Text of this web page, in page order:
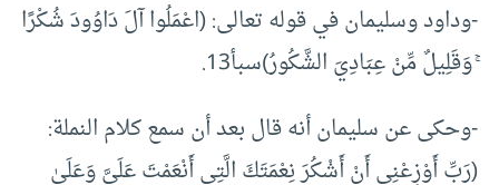
-وداود وسليمان في قوله تعالى: (اعْمَلُوا آلَ دَاوُودَ شُكْرًا
ۚ وَقَلِيلٌ مِّنْ عِبَادِيَ الشَّكُورُ)سبأ13.
-وحكى عن سليمان أنه قال بعد أن سمع كلام النملة:
(رَبِّ أَوْزِعْنِي أَنْ أَشْكُرَ نِعْمَتَكَ الَّتِي أَنْعَمْتَ عَلَيَّ وَعَلَىٰ